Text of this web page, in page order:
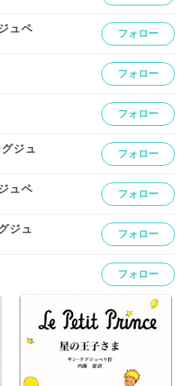
ュペ
フォロー
フォロー
フォロー
ジュ
フォロー
ュペ
フォロー
ジュ
フォロー
フォロー